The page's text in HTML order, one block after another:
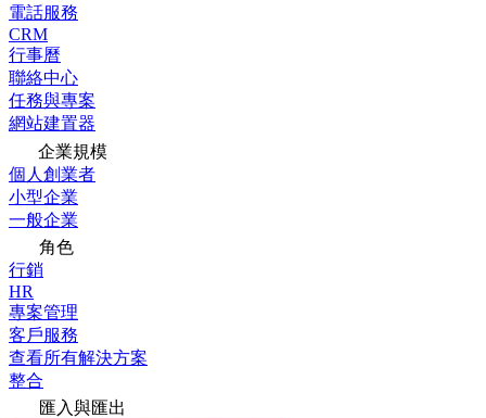
電話服務
CRM
行事曆
聯絡中心
任務與專案
網站建置器
企業規模
個人創業者
小型企業
一般企業
角色
行銷
HR
專案管理
客戶服務
查看所有解決方案
整合
匯入與匯出